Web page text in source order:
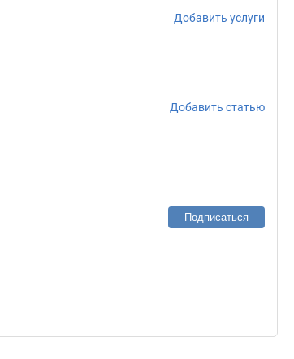
Добавить услуги
Добавить статью
Подписаться